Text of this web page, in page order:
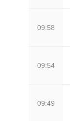
09:58
09:54
09:49